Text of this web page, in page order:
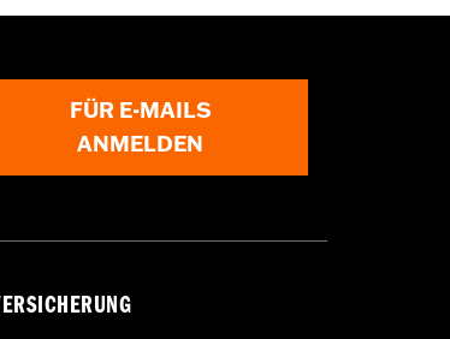
FÜR E-MAILS
ANMELDEN